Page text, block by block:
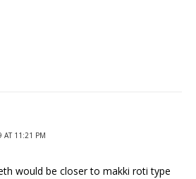
AT 11:21 PM
would be closer to makki roti type